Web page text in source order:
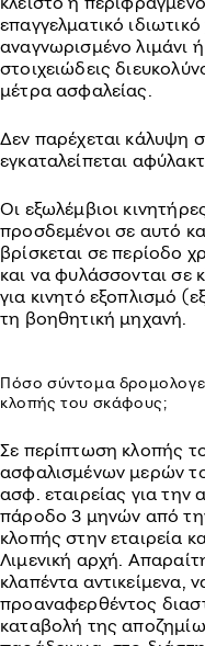
επαγγελματικό
αναγνωρισμένο λιμάνι
στοιχειώδεις
μέτρα ασφαλείας.
Δεν παρέχεται κάλυψη
εγκαταλείπεται
Οι εξωλέμβιοι
προσδεμένοι σε αυτό
βρίσκεται σε περίοδο
και να φυλάσσονται σε
για κινητό εξοπλισμό
τη βοηθητική μηχανή.
Πόσο σύντομα
κλοπής του σκάφους;
Σε περίπτωση κλοπής
ασφαλισμένων μερών
ασφ. εταιρείας για την
πάροδο 3 μηνών από
κλοπής στην εταιρεία
Λιμενική αρχή.
κλαπέντα αντικείμενα,
προαναφερθέντος
καταβολή της